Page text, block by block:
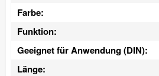
Farbe:
Funktion:
Geeignet für Anwendung (DIN):
Länge: